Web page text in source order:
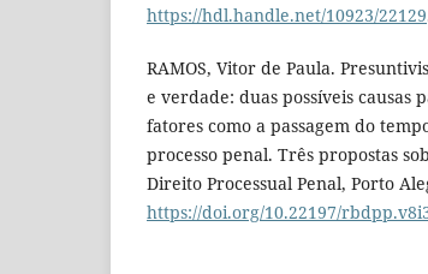
https://hdl.handle.net/10923/22129
RAMOS, Vitor de Paula.
e verdade: duas possíveis causas
fatores como a passagem do
processo penal. Três propostas
Direito Processual Penal, Porto
https://doi.org/10.22197/